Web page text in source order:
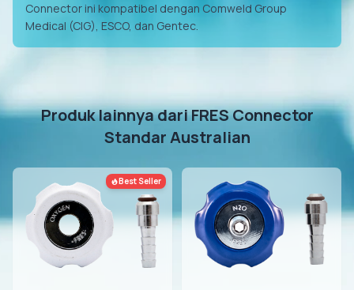
Connector ini kompatibel dengan Comweld Group
Medical (CIG), ESCO, dan Gentec.
Produk lainnya dari FRES Connector
Standar Australian
Best Seller